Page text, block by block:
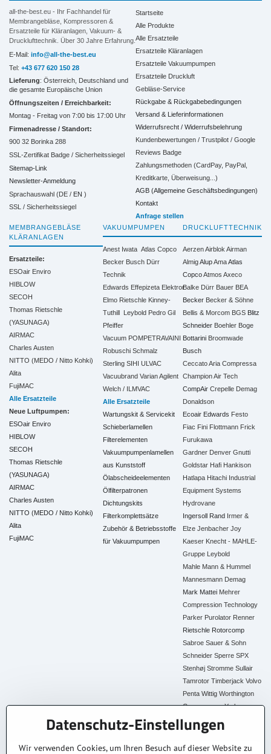
all-the-best.eu - Ihr Fachhandel für
Membrangebläse, Kompressoren &
Ersatzteile für Kläranlagen, Vakuum- &
Drucklufttechnik. Über 30 Jahre Erfahrung.
E-Mail: info@all-the-best.eu
Tel: +43 677 620 150 28
Lieferung: Österreich, Deutschland und
die gesamte Europäische Union
Öffnungszeiten / Erreichbarkeit:
Montag - Freitag von 7:00 bis 17:00 Uhr
Firmenadresse / Standort:
900 32 Borinka 288
SSL-Zertifikat Badge / Sicherheitssiegel
Sitemap-Link
Newsletter-Anmeldung
Sprachauswahl (DE / EN )
SSL / Sicherheitssiegel
Startseite
Alle Produkte
Alle Ersatzteile
Ersatzteile Kläranlagen
Ersatzteile Vakuumpumpen
Ersatzteile Druckluft
Gebläse-Service
Rückgabe & Rückgabebedingungen
Versand & Lieferinformationen
Widerrufsrecht / Widerrufsbelehrung
Kundenbewertungen / Trustpilot / Google
Reviews Badge
Zahlungsmethoden (CardPay, PayPal,
Kreditkarte, Überweisung...)
AGB (Allgemeine Geschäftsbedingungen)
Kontakt
Anfrage stellen
MEMBRANGEBLÄSE
KLÄRANLAGEN
Ersatzteile:
ESOair Enviro
HIBLOW
SECOH
Thomas Rietschle
(YASUNAGA)
AIRMAC
Charles Austen
NITTO (MEDO / Nitto Kohki)
Alita
FujiMAC
Alle Ersatzteile
Neue Luftpumpen:
ESOair Enviro
HIBLOW
SECOH
Thomas Rietschle
(YASUNAGA)
AIRMAC
Charles Austen
NITTO (MEDO / Nitto Kohki)
Alita
FujiMAC
VAKUUMPUMPEN
Anest Iwata Atlas Copco
Becker Busch Dürr
Technik
Edwards Effepizeta Elektror
Elmo Rietschle Kinney-
Tuthill Leybold Pedro Gil
Pfeiffer
Vacuum POMPETRAVAINI
Robuschi Schmalz
Sterling SIHI ULVAC
Vacuubrand Varian Agilent
Welch / ILMVAC
Alle Ersatzteile
Wartungskit & Servicekit
Schieberlamellen
Filterelementen
Vakuumpumpenlamellen
aus Kunststoff
Ölabscheideelementen
Ölfilterpatronen
Dichtungskits
Filterkomplettsätze
Zubehör & Betriebsstoffe
für Vakuumpumpen
DRUCKLUFTTECHNIK
AerzenAirblok Airman
Almig Alup Ama Atlas
Copco Atmos Axeco
Balke Dürr Bauer BEA
Becker Becker & Söhne
Bellis & Morcom BGS Blitz
Schneider Boehler Boge
Bottarini Broomwade
Busch
Ceccato Aria Compressa
Champion Air Tech
CompAir Crepelle Demag
Donaldson
Ecoair Edwards Festo
Fiac Fini Flottmann Frick
Furukawa
Gardner Denver Gnutti
Goldstar Hafi Hankison
Hatlapa Hitachi Industrial
Equipment Systems
Hydrovane
Ingersoll Rand Irmer &
Elze Jenbacher Joy
Kaeser Knecht - MAHLE-
Gruppe Leybold
Mahle Mann & Hummel
Mannesmann Demag
Mark Mattei Mehrer
Compression Technology
Parker Purolator Renner
Rietschle Rotorcomp
Sabroe Sauer & Sohn
Schneider Sperre SPX
Stenhøj Stromme Sullair
Tamrotor Timberjack Volvo
Penta Wittig Worthington
Creyssensac York
Alle Ersatzteile
Datenschutz-Einstellungen
Wir verwenden Cookies, um Ihren Besuch auf dieser Website zu